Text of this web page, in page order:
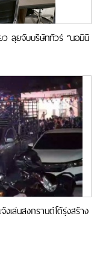
ว ลุยจับบริษัททัวร์ “นอมินี
เล่นสงกรานต์โต้รุ่งสร้าง